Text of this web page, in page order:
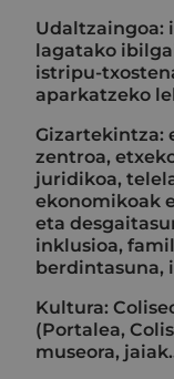
Udaltzaingoa:
lagatako
istripu-
aparkatzeko
Gizartekintza:
zentroa,
juridikoa,
ekonomikoak
eta
inklusioa,
berdintasuna,
Kultura:
(Portalea,
museora,